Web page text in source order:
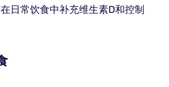
日常饮食中补充维生素D和控制